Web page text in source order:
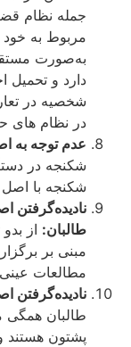
جمله نظام قضایی
مربوط به خود
به‌صورت مستقیم
دارد و تحمیل
شخصیه در
در نظام ­های
عدم توجه به اصل
شکنجه در
شکنجه با اصل
نادیده‌گرفتن
طالبان:از بدو
مبنی بر
مطالعات عینی
نادیده‌گرفتن اصل
طالبان همگی
پشتون هستند و